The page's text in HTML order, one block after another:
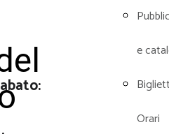
e
Orari